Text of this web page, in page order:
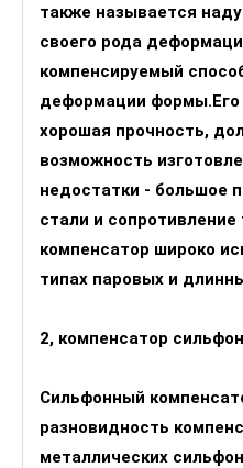
также называется
своего рода
компенсируемый
деформации
хорошая прочность,
возможность
недостатки - большое
стали и
компенсатор широко
типах паровых и
2, компенсатор
Сильфонный
разновидность
металлических